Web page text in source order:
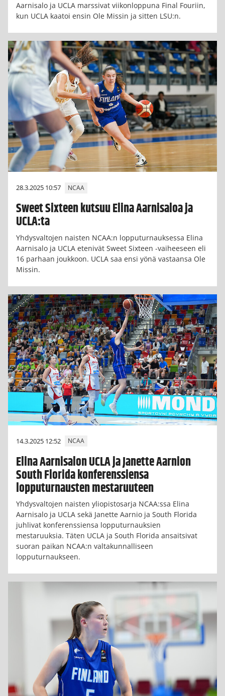
Aarnisalo ja UCLA marssivat viikonloppuna Final Fouriin,
kun UCLA kaatoi ensin Ole Missin ja sitten LSU:n.
28.3.2025 10:57 NCAA
Sweet Sixteen kutsuu Elina Aarnisaloa ja
UCLA:ta
Yhdysvaltojen naisten NCAA:n lopputurnauksessa Elina
Aarnisalo ja UCLA etenivät Sweet Sixteen -vaiheeseen eli
16 parhaan joukkoon. UCLA saa ensi yönä vastaansa Ole
Missin.
14.3.2025 12:52 NCAA
Elina Aarnisalon UCLA ja Janette Aarnion
South Florida konferenssiensa
lopputurnausten mestaruuteen
Yhdysvaltojen naisten yliopistosarja NCAA:ssa Elina
Aarnisalo ja UCLA sekä Janette Aarnio ja South Florida
juhlivat konferenssiensa lopputurnauksien
mestaruuksia. Täten UCLA ja South Florida ansaitsivat
suoran paikan NCAA:n valtakunnalliseen
lopputurnaukseen.